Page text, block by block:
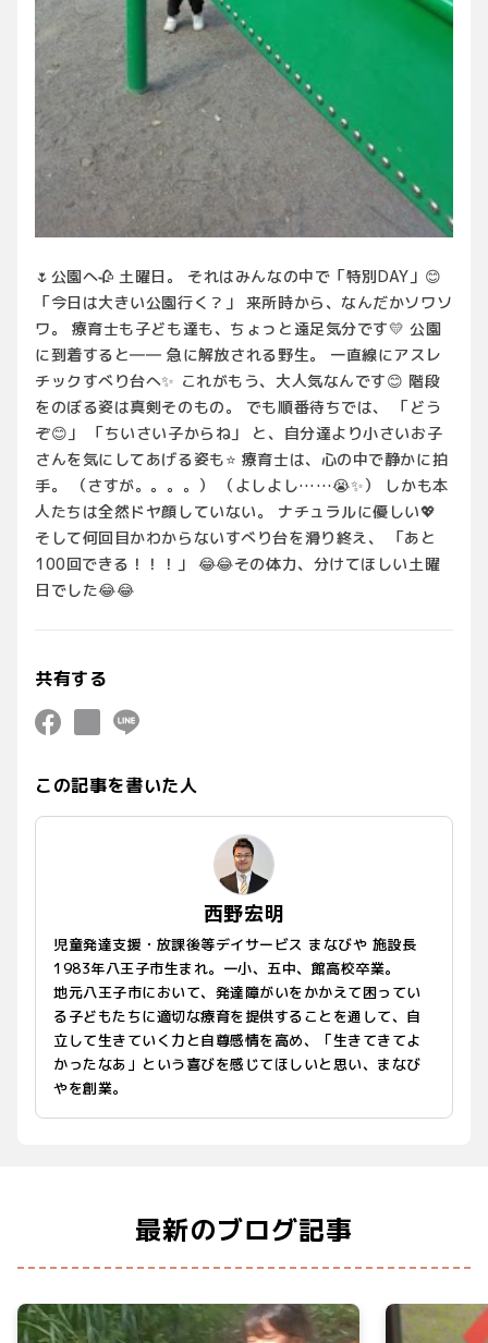
🌷公園へ🥀 土曜日。 それはみんなの中で「特別DAY」😊
「今日は大きい公園行く？」 来所時から、なんだかソワソ
ワ。 療育士も子ども達も、ちょっと遠足気分です💛 公園
に到着すると―― 急に解放される野生。 一直線にアスレ
チックすべり台へ✨ これがもう、大人気なんです😊 階段
をのぼる姿は真剣そのもの。 でも順番待ちでは、 「どう
ぞ😊」 「ちいさい子からね」 と、自分達より小さいお子
さんを気にしてあげる姿も⭐ 療育士は、心の中で静かに拍
手。 （さすが。。。。） （よしよし……😭✨） しかも本
人たちは全然ドヤ顔していない。 ナチュラルに優しい💖
そして何回目かわからないすべり台を滑り終え、 「あと
100回できる！！！」 😂😂その体力、分けてほしい土曜
日でした😂😂
共有する
この記事を書いた人
西野宏明
児童発達支援・放課後等デイサービス まなびや 施設長
1983年八王子市生まれ。一小、五中、館高校卒業。
地元八王子市において、発達障がいをかかえて困ってい
る子どもたちに適切な療育を提供することを通して、自
立して生きていく力と自尊感情を高め、「生きてきてよ
かったなあ」という喜びを感じてほしいと思い、まなび
やを創業。
最新のブログ記事